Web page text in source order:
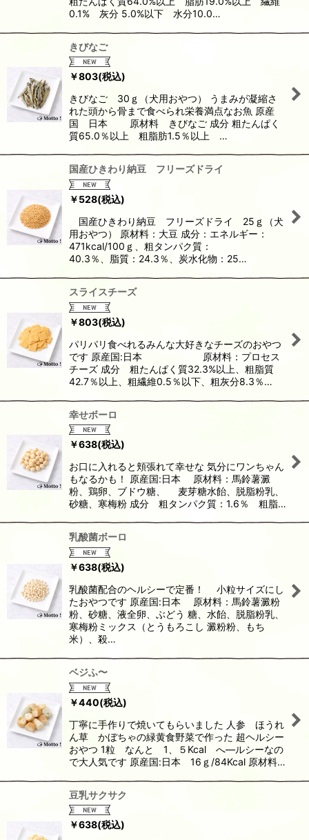
0.1% 灰分 5.0%以下 水分10.0…
きびなご
￥803(税込)
きびなご 30ｇ（犬用おやつ） うまみが凝縮さ
れた頭から骨まで食べられ栄養満点なお魚 原産
国 日本 原材料 きびなご 成分 粗たんぱく
質65.0％以上 粗脂肪1.5％以上 …
国産ひきわり納豆 フリーズドライ
￥528(税込)
国産ひきわり納豆 フリーズドライ 25ｇ（犬
用おやつ） 原材料：大豆 成分：エネルギー：
471kcal/100ｇ、粗タンパク質：
40.3％、脂質：24.3％、炭水化物：25…
スライスチーズ
￥803(税込)
パリパリ食べれるみんな大好きなチーズのおやつ
です 原産国:日本 原材料：プロセス
チーズ 成分 粗たんぱく質32.3%以上、粗脂質
42.7％以上、粗繊維0.5％以下、粗灰分8.3％…
幸せボーロ
￥638(税込)
お口に入れると頬張れて幸せな 気分にワンちゃん
もなるかも！ 原産国:日本 原材料：馬鈴薯澱
粉、鶏卵、ブドウ糖、 麦芽糖水飴、脱脂粉乳、
砂糖、寒梅粉 成分 粗タンパク質：1.6％ 粗脂…
乳酸菌ボーロ
￥638(税込)
乳酸菌配合のヘルシーで定番！ 小粒サイズにし
たおやつです 原産国:日本 原材料：馬鈴薯澱粉
粉、砂糖、液全卵、ぶどう 糖、水飴、脱脂粉乳、
寒梅粉ミックス（とうもろこし 澱粉粉、もち
米）、殺…
ベジふ〜
￥440(税込)
丁寧に手作りで焼いてもらいました 人参 ほうれ
ん草 かぼちゃの緑黄食野菜で作った 超ヘルシー
おやつ 1粒 なんと 1、５Kcal へ―ルシーなの
で大人気です 原産国:日本 16ｇ/84Kcal 原材料…
豆乳サクサク
￥638(税込)